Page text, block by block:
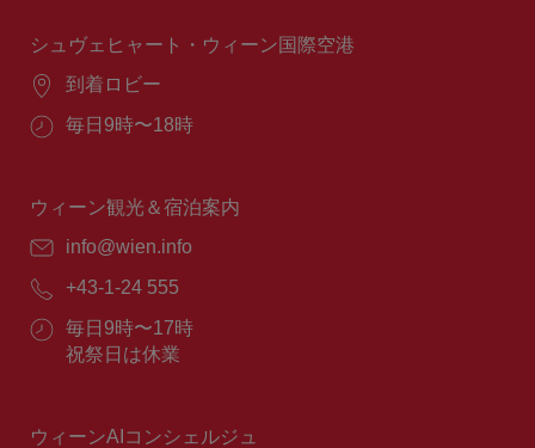
間：
シュヴェヒャート・ウィーン国際空港
場
到着ロビー
営
間：
毎日9時〜18時
ウィーン観光＆宿泊案内
E
ー
ル：
info@wien.info
電
番
号：
+43-1-24 555
営
業
毎日9時〜17時
祝祭日は休業
ウィーンAIコンシェルジュ